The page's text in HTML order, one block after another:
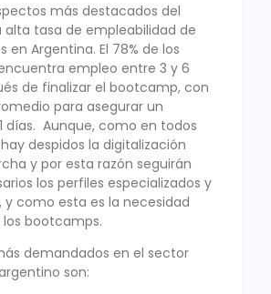
más destacados del
alta tasa de empleabilidad de
en Argentina. El 78% de los
empleo entre 3 y 6
de finalizar el bootcamp, con
para asegurar un
días. Aunque, como en todos
despidos la digitalización
y por esta razón seguirán
los perfiles especializados y
y como esta es la necesidad
bootcamps.
demandados en el sector
son: